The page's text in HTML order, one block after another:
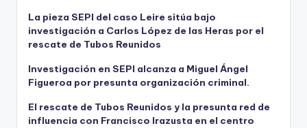
La pieza SEPI del caso Leire sitúa bajo
investigación a Carlos López de las Heras por el
rescate de Tubos Reunidos
Investigación en SEPI alcanza a Miguel Ángel
Figueroa por presunta organización criminal.
El rescate de Tubos Reunidos y la presunta red de
influencia con Francisco Irazusta en el centro